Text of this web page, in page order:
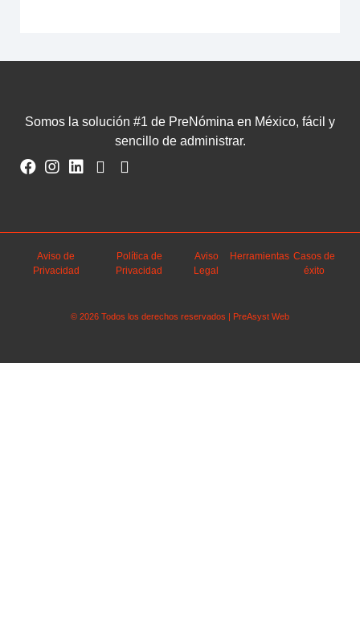
Somos la solución #1 de PreNómina en México, fácil y
sencillo de administrar.
Aviso de
Privacidad
Política de
Privacidad
Aviso
Legal
Herramientas Casos de
éxito
© 2026 Todos los derechos reservados | PreAsyst Web